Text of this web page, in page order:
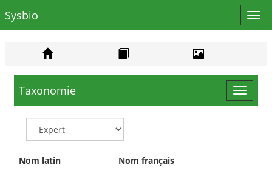
le
Sysbio
Toggle
Taxonomie
Nom latin
Nom français